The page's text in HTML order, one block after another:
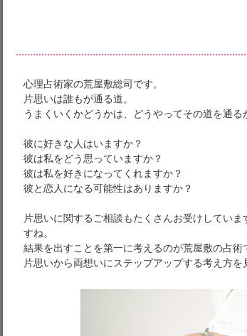
心理占術家の荒屋敷総司です。
片思いは誰もが通る道。
うまくいくかどうかは、どうやってその道を通る
彼に好きな人はいますか？
彼は私をどう思っていますか？
彼は私を好きになってくれますか？
彼と恋人になる可能性はありますか？
片思いに関するご相談もたくさんお受けしてい
すね。
結果を出すことを第一に考えるのが荒屋敷の占術
片思いから両想いにステップアップする考え方を